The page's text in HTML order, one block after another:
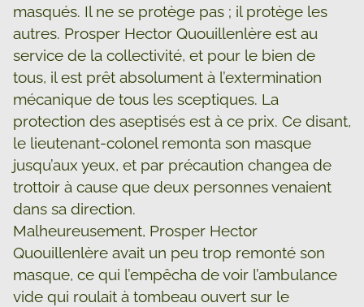
masqués. Il ne se protège pas ; il protège les
autres. Prosper Hector Quouillenlère est au
service de la collectivité, et pour le bien de
tous, il est prêt absolument à l’extermination
mécanique de tous les sceptiques. La
protection des aseptisés est à ce prix. Ce disant,
le lieutenant-colonel remonta son masque
jusqu’aux yeux, et par précaution changea de
trottoir à cause que deux personnes venaient
dans sa direction.
Malheureusement, Prosper Hector
Quouillenlère avait un peu trop remonté son
masque, ce qui l’empêcha de voir l’ambulance
vide qui roulait à tombeau ouvert sur le